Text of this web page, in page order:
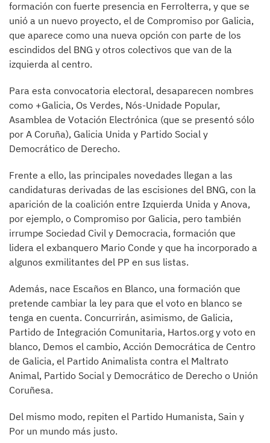
formación con fuerte presencia en Ferrolterra, y que se
unió a un nuevo proyecto, el de Compromiso por Galicia,
que aparece como una nueva opción con parte de los
escindidos del BNG y otros colectivos que van de la
izquierda al centro.
Para esta convocatoria electoral, desaparecen nombres
como +Galicia, Os Verdes, Nós-Unidade Popular,
Asamblea de Votación Electrónica (que se presentó sólo
por A Coruña), Galicia Unida y Partido Social y
Democrático de Derecho.
Frente a ello, las principales novedades llegan a las
candidaturas derivadas de las escisiones del BNG, con la
aparición de la coalición entre Izquierda Unida y Anova,
por ejemplo, o Compromiso por Galicia, pero también
irrumpe Sociedad Civil y Democracia, formación que
lidera el exbanquero Mario Conde y que ha incorporado a
algunos exmilitantes del PP en sus listas.
Además, nace Escaños en Blanco, una formación que
pretende cambiar la ley para que el voto en blanco se
tenga en cuenta. Concurrirán, asimismo, de Galicia,
Partido de Integración Comunitaria, Hartos.org y voto en
blanco, Demos el cambio, Acción Democrática de Centro
de Galicia, el Partido Animalista contra el Maltrato
Animal, Partido Social y Democrático de Derecho o Unión
Coruñesa.
Del mismo modo, repiten el Partido Humanista, Sain y
Por un mundo más justo.